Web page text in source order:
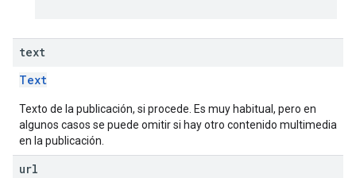
text
Text
Texto de la publicación, si procede. Es muy habitual, pero en
algunos casos se puede omitir si hay otro contenido multimedia
en la publicación.
url